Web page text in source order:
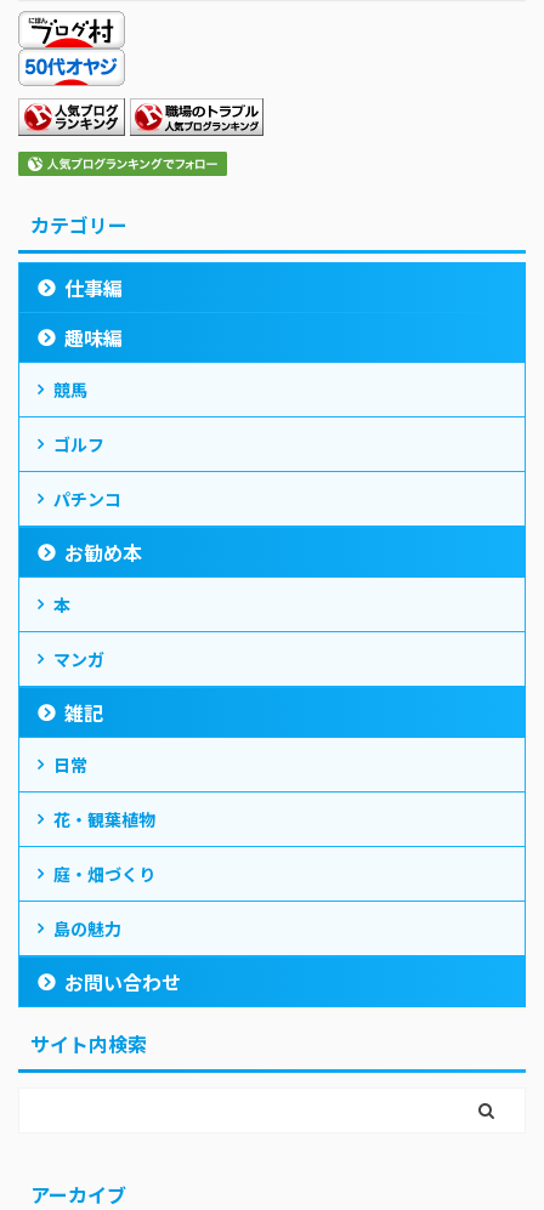
カテゴリー
仕事編
趣味編
競馬
ゴルフ
パチンコ
お勧め本
本
マンガ
雑記
日常
花・観葉植物
庭・畑づくり
島の魅力
お問い合わせ
サイト内検索
アーカイブ